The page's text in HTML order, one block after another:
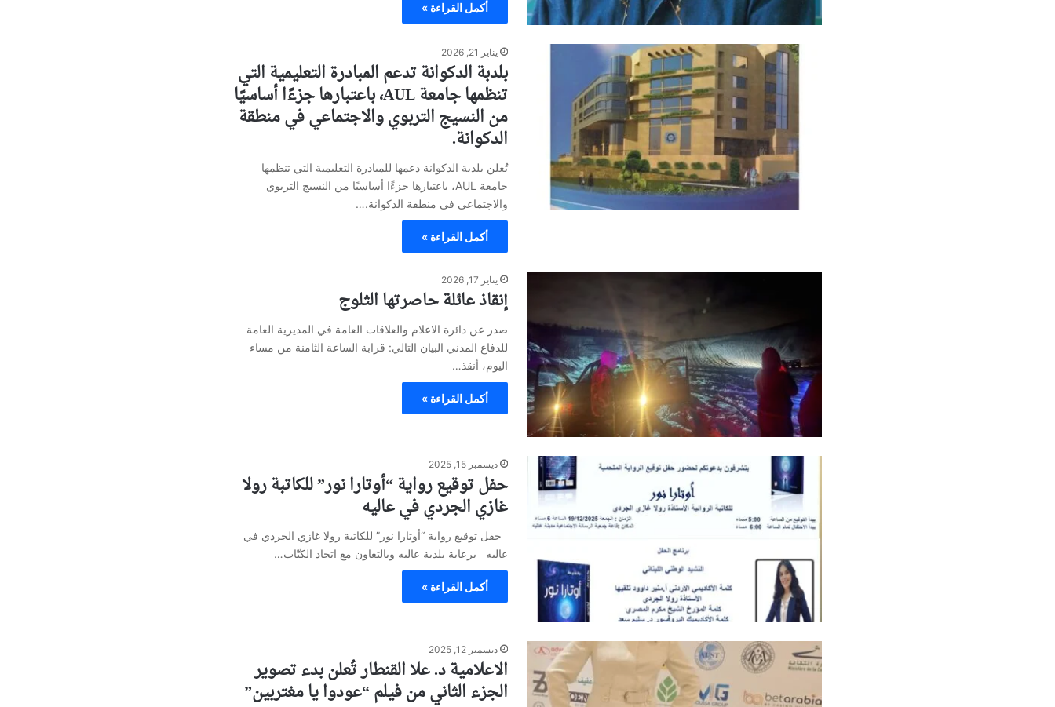
أكمل القراءة »
يناير 21, 2026
بلدبة الدكوانة تدعم المبادرة التعليمية التي
تنظمها جامعة AUL، باعتبارها جزءًا أساسيًا
من النسيج التربوي والاجتماعي في منطقة
الدكوانة.
تُعلن بلدية الدكوانة دعمها للمبادرة التعليمية التي تنظمها
جامعة AUL، باعتبارها جزءًا أساسيًا من النسيج التربوي
والاجتماعي في منطقة الدكوانة.…
أكمل القراءة »
يناير 17, 2026
إنقاذ عائلة حاصرتها الثلوج
صدر عن دائرة الاعلام والعلاقات العامة في المديرية العامة
للدفاع المدني البيان التالي: قرابة الساعة الثامنة من مساء
اليوم، أنقذ…
أكمل القراءة »
ديسمبر 15, 2025
حفل توقيع رواية “أوتارا نور” للكاتبة رولا
غازي الجردي في عاليه
حفل توقيع رواية “أوتارا نور” للكاتبة رولا غازي الجردي في
عاليه برعاية بلدية عاليه وبالتعاون مع اتحاد الكتّاب…
أكمل القراءة »
ديسمبر 12, 2025
الاعلامية د. علا القنطار تُعلن بدء تصوير
الجزء الثاني من فيلم “عودوا يا مغتربين”